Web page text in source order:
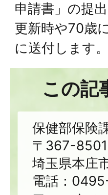
申請書」の提
更新時や70歳
に送付します。
この記
保健部保険
〒367-8501
埼玉県本庄
電話：